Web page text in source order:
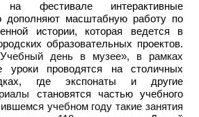
на фестивале интерактивные
дополняют масштабную работу по
истории, которая ведется в
образовательных проектов.
день в музее», в рамках
уроки проводятся на столичных
где экспонаты и другие
становятся частью учебного
учебном году такие занятия